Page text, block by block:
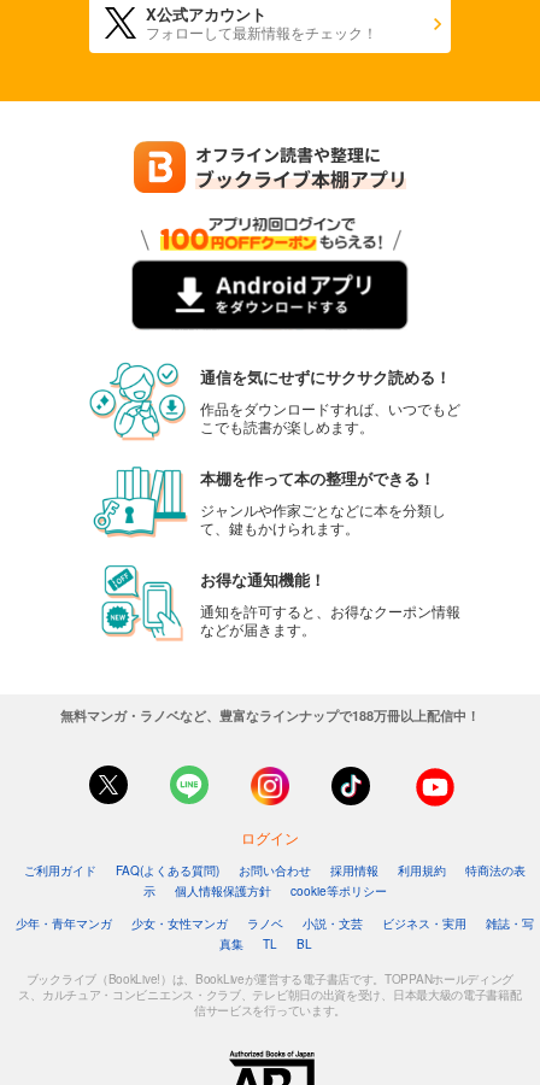
X公式アカウント
フォローして最新情報をチェック！
通信を気にせずにサクサク読める！
作品をダウンロードすれば、いつでもど
こでも読書が楽しめます。
本棚を作って本の整理ができる！
ジャンルや作家ごとなどに本を分類し
て、鍵もかけられます。
お得な通知機能！
通知を許可すると、お得なクーポン情報
などが届きます。
無料マンガ・ラノベなど、豊富なラインナップで188万冊以上配信中！
ログイン
ご利用ガイド FAQ(よくある質問) お問い合わせ 採用情報 利用規約
特商法の表
示
個人情報保護方針
cookie等ポリシー
少年・青年マンガ
少女・女性マンガ ラノベ 小説・文芸 ビジネス・実用
雑誌・写
真集
TL BL
ブックライブ（BookLive!）は、BookLiveが運営する電子書店です。TOPPANホールディング
ス、カルチュア・コンビニエンス・クラブ、テレビ朝日の出資を受け、日本最大級の電子書籍配
信サービスを行っています。